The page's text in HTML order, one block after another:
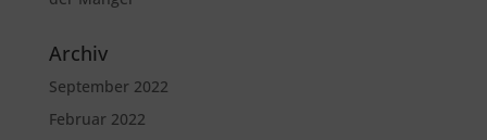
Archiv
September 2022
Februar 2022